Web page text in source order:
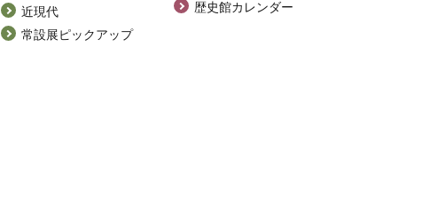
近現代
常設展ピックアップ
歴史館カレンダー